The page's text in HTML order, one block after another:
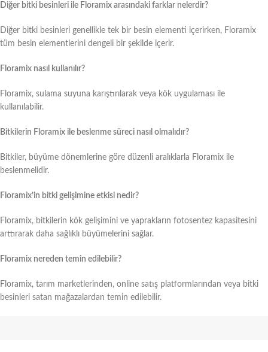
Diğer bitki besinleri ile Floramix arasındaki farklar nelerdir?
Diğer bitki besinleri genellikle tek bir besin elementi içerirken, Floramix
tüm besin elementlerini dengeli bir şekilde içerir.
Floramix nasıl kullanılır?
Floramix, sulama suyuna karıştırılarak veya kök uygulaması ile
kullanılabilir.
Bitkilerin Floramix ile beslenme süreci nasıl olmalıdır?
Bitkiler, büyüme dönemlerine göre düzenli aralıklarla Floramix ile
beslenmelidir.
Floramix’in bitki gelişimine etkisi nedir?
Floramix, bitkilerin kök gelişimini ve yaprakların fotosentez kapasitesini
arttırarak daha sağlıklı büyümelerini sağlar.
Floramix nereden temin edilebilir?
Floramix, tarım marketlerinden, online satış platformlarından veya bitki
besinleri satan mağazalardan temin edilebilir.